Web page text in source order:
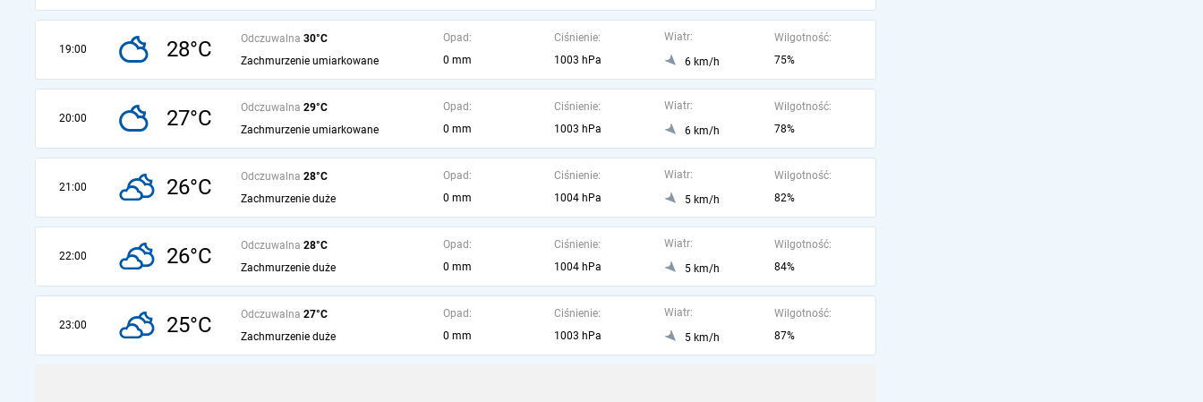
19:00 28°C Odczuwalna 30°C
Zachmurzenie umiarkowane
Opad:
0 mm
Ciśnienie:
1003 hPa
Wiatr:
6 km/h
Wilgotność:
75%
20:00 27°C Odczuwalna 29°C
Zachmurzenie umiarkowane
Opad:
0 mm
Ciśnienie:
1003 hPa
Wiatr:
6 km/h
Wilgotność:
78%
21:00 26°C Odczuwalna 28°C
Zachmurzenie duże
Opad:
0 mm
Ciśnienie:
1004 hPa
Wiatr:
5 km/h
Wilgotność:
82%
22:00 26°C Odczuwalna 28°C
Zachmurzenie duże
Opad:
0 mm
Ciśnienie:
1004 hPa
Wiatr:
5 km/h
Wilgotność:
84%
23:00 25°C Odczuwalna 27°C
Zachmurzenie duże
Opad:
0 mm
Ciśnienie:
1003 hPa
Wiatr:
5 km/h
Wilgotność:
87%